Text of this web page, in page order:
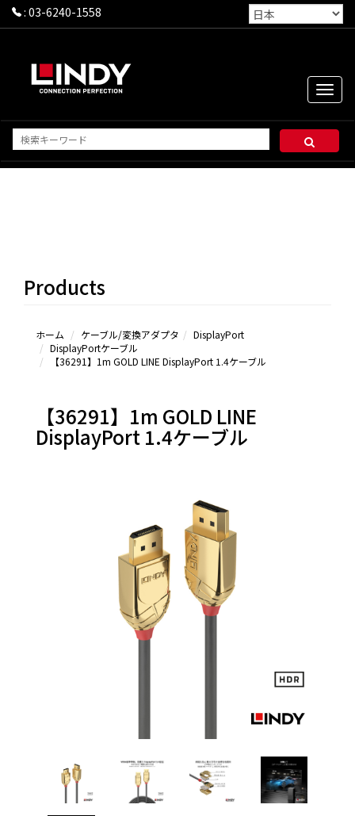
: 03-6240-1558
Toggle
DisplayPortケ
DisplayPortケ
DisplayPort
Products
ホーム ケーブル/変換アダプタ
DisplayPort
DisplayPortケーブル
【36291】1m GOLD LINE DisplayPort 1.4ケーブル
【36291】1m GOLD LINE
DisplayPort 1.4ケーブル